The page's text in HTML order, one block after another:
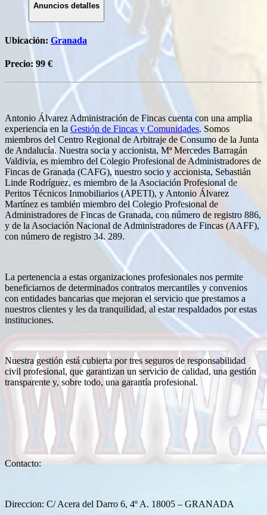
Anuncios detalles
Ubicación: Granada
Precio: 99 €
Antonio Álvarez Administración de Fincas cuenta con una amplia
experiencia en la Gestión de Fincas y Comunidades. Somos
miembros del Centro Regional de Arbitraje de Consumo de la Junta
de Andalucía. Nuestra socia y accionista, Mª Mercedes Barragán
Valdivia, es miembro del Colegio Profesional de Administradores de
Fincas de Granada (CAFG), nuestro socio y accionista, Sebastián
Linde Rodríguez, es miembro de la Asociación Profesional de
Peritos Técnicos Inmobiliarios (APETI), y Antonio Álvarez
Martínez es también miembro del Colegio Profesional de
Administradores de Fincas de Granada, con número de registro 886,
y de la Asociación Nacional de Administradores de Fincas (AAFF),
con número de registro 34. 289.
La pertenencia a estas organizaciones profesionales nos permite
beneficiarnos de determinados contratos mercantiles y convenios
con entidades bancarias que mejoran el servicio que prestamos a
nuestros clientes y les da tranquilidad, al estar respaldados por estas
instituciones.
Nuestra gestión está cubierta por tres seguros de responsabilidad
civil profesional, que garantizan un servicio de calidad, una gestión
transparente y, sobre todo, una garantía profesional.
Contacto:
Direccion: C/ Acera del Darro 6, 4º A. 18005 – GRANADA